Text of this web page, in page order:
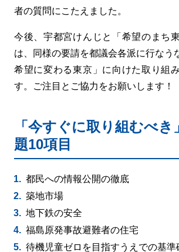
者の質問にこたえました。
今後、宇都宮けんじと「希望のまち
は、同様の要請を都議会各派に行なう
希望に変わる東京」に向けた取り組
す。ご注目とご協力をお願いします！
「今すぐに取り組むべ
題10項目
都民への情報公開の徹底
築地市場
地下鉄の安全
福島原発事故避難者の住宅
待機児童ゼロを目指すうえでの基準